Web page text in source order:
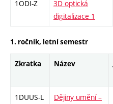
1ODI-Z
3D optická
digitalizace 1
1. ročník, letní semestr
Zkratka Název
1DUUS-L
Dějiny umění –